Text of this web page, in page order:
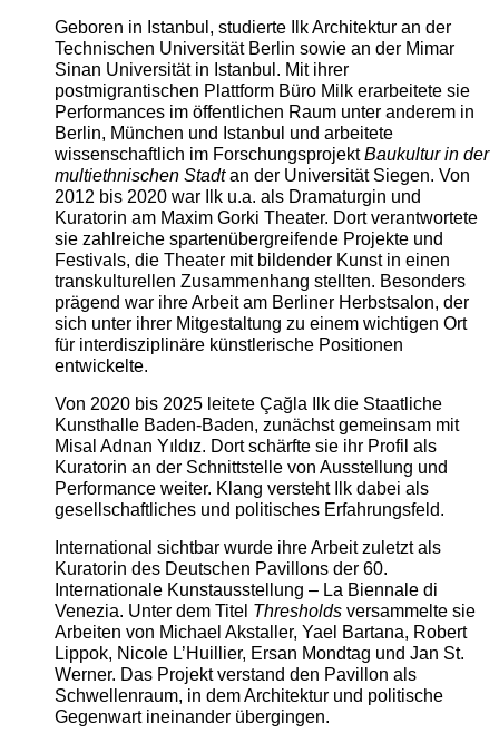
Geboren in Istanbul, studierte Ilk Architektur an der
Technischen Universität Berlin sowie an der Mimar
Sinan Universität in Istanbul. Mit ihrer
postmigrantischen Plattform Büro Milk erarbeitete sie
Performances im öffentlichen Raum unter anderem in
Berlin, München und Istanbul und arbeitete
wissenschaftlich im ForschungsprojektBaukultur in der
multiethnischen Stadtan der Universität Siegen. Von
2012 bis 2020 war Ilk u.a. als Dramaturgin und
Kuratorin am Maxim Gorki Theater. Dort verantwortete
sie zahlreiche spartenübergreifende Projekte und
Festivals, die Theater mit bildender Kunst in einen
transkulturellen Zusammenhang stellten. Besonders
prägend war ihre Arbeit am Berliner Herbstsalon, der
sich unter ihrer Mitgestaltung zu einem wichtigen Ort
für interdisziplinäre künstlerische Positionen
entwickelte.
Von 2020 bis 2025 leitete Çağla Ilk die Staatliche
Kunsthalle Baden-Baden, zunächst gemeinsam mit
Misal Adnan Yıldız. Dort schärfte sie ihr Profil als
Kuratorin an der Schnittstelle von Ausstellung und
Performance weiter. Klang versteht Ilk dabei als
gesellschaftliches und politisches Erfahrungsfeld.
International sichtbar wurde ihre Arbeit zuletzt als
Kuratorin des Deutschen Pavillons der 60.
Internationale Kunstausstellung – La Biennale di
Venezia. Unter dem Titel Thresholdsversammelte sie
Arbeiten von Michael Akstaller, Yael Bartana, Robert
Lippok, Nicole L’Huillier, Ersan Mondtag und Jan St.
Werner. Das Projekt verstand den Pavillon als
Schwellenraum, in dem Architektur und politische
Gegenwart ineinander übergingen.